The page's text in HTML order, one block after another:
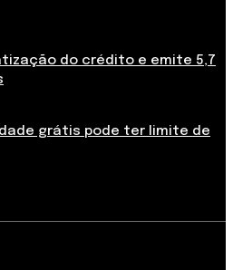
do crédito e emite 5,7
grátis pode ter limite de